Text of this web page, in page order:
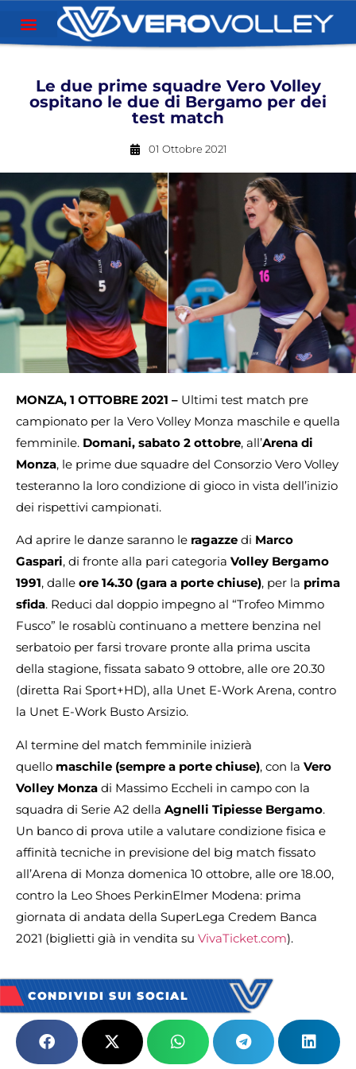
Le due prime squadre Vero Volley
ospitano le due di Bergamo per dei
test match
01 Ottobre 2021
MONZA, 1 OTTOBRE 2021 – Ultimi test match pre
campionato per la Vero Volley Monza maschile e quella
femminile. Domani, sabato 2 ottobre, all’Arena di
Monza, le prime due squadre del Consorzio Vero Volley
testeranno la loro condizione di gioco in vista dell’inizio
dei rispettivi campionati.
Ad aprire le danze saranno le ragazze di Marco
Gaspari, di fronte alla pari categoria Volley Bergamo
1991, dalle ore 14.30 (gara a porte chiuse), per la prima
sfida. Reduci dal doppio impegno al “Trofeo Mimmo
Fusco” le rosablù continuano a mettere benzina nel
serbatoio per farsi trovare pronte alla prima uscita
della stagione, fissata sabato 9 ottobre, alle ore 20.30
(diretta Rai Sport+HD), alla Unet E-Work Arena, contro
la Unet E-Work Busto Arsizio.
Al termine del match femminile inizierà
quello maschile (sempre a porte chiuse), con la Vero
Volley Monza di Massimo Eccheli in campo con la
squadra di Serie A2 della Agnelli Tipiesse Bergamo.
Un banco di prova utile a valutare condizione fisica e
affinità tecniche in previsione del big match fissato
all’Arena di Monza domenica 10 ottobre, alle ore 18.00,
contro la Leo Shoes PerkinElmer Modena: prima
giornata di andata della SuperLega Credem Banca
2021 (biglietti già in vendita su VivaTicket.com).
CONDIVIDI SUI SOCIAL